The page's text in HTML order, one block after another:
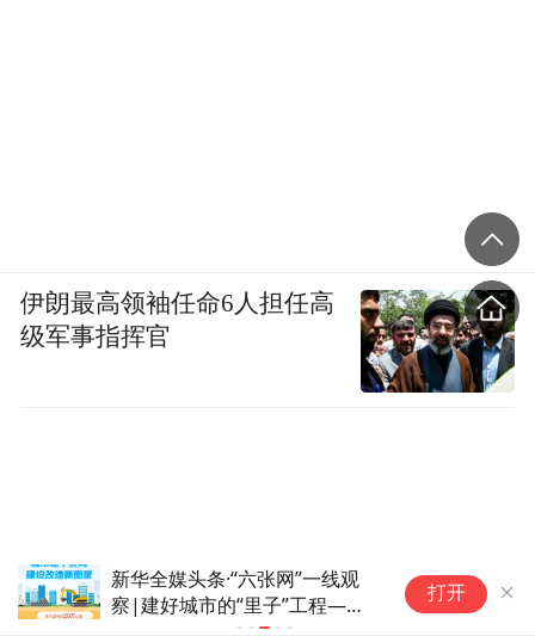
新华全媒头条·“六张网”一线观
察|建好城市的“里子”工程——
“十五五”开局之年城市地下管网
打开
伊朗最高领袖任命6人担任高
级军事指挥官